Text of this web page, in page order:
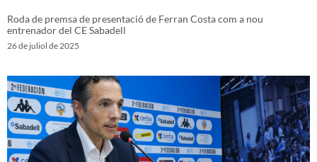
Roda de premsa de presentació de Ferran Costa com a nou
entrenador del CE Sabadell
26 de juliol de 2025